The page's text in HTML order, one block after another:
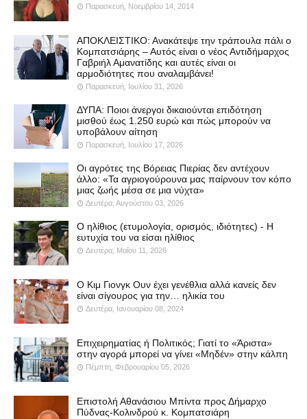
Παρασκευή, Νοεμβρίου 14, 2014
ΑΠΟΚΛΕΙΣΤΙΚΟ: Ανακάτεψε την τράπουλα πάλι ο
Κομπατσιάρης – Αυτός είναι ο νέος Αντιδήμαρχος
Γαβριήλ Αμανατίδης και αυτές είναι οι
αρμοδιότητες που αναλαμβάνει!
Παρασκευή, Ιουλίου 31, 2026
ΔΥΠΑ: Ποιοι άνεργοι δικαιούνται επιδότηση
μισθού έως 1.250 ευρώ και πώς μπορούν να
υποβάλουν αίτηση
Παρασκευή, Ιουλίου 17, 2026
Οι αγρότες της Βόρειας Πιερίας δεν αντέχουν
άλλο: «Τα αγριογούρουνα μας παίρνουν τον κόπο
μιας ζωής μέσα σε μια νύχτα»
Δευτέρα, Αυγούστου 03, 2026
Ο ηλίθιος (ετυμολογία, ορισμός, ιδιότητες) - Η
ευτυχία του να είσαι ηλίθιος
Δευτέρα, Μαΐου 11, 2026
Ο Κιμ Γιονγκ Ουν έχει γενέθλια αλλά κανείς δεν
είναι σίγουρος για την… ηλικία του
Δευτέρα, Ιανουαρίου 08, 2024
Επιχειρηματίας ή Πολιτικός; Γιατί το «Άριστα»
στην αγορά μπορεί να γίνει «Μηδέν» στην κάλπη
Πέμπτη, Φεβρουαρίου 05, 2026
Επιστολή Αθανάσιου Μπίντα προς Δήμαρχο
Πύδνας-Κολινδρού κ. Κομπατσιάρη